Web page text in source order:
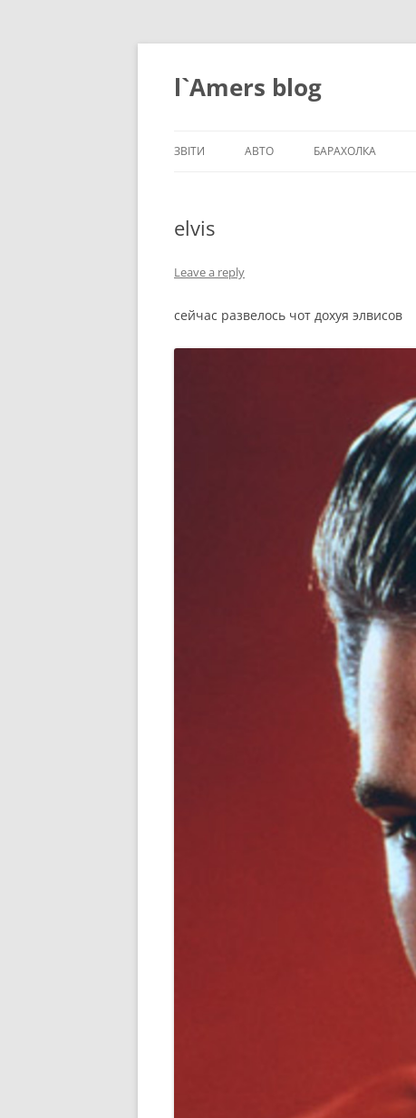
Skip
content
l`Amers blog
ЗВІТИ
ЗВІТИ_2020
АВТО БАРАХОЛКА
elvis
Leave a reply
сейчас развелось чот дохуя элвисов